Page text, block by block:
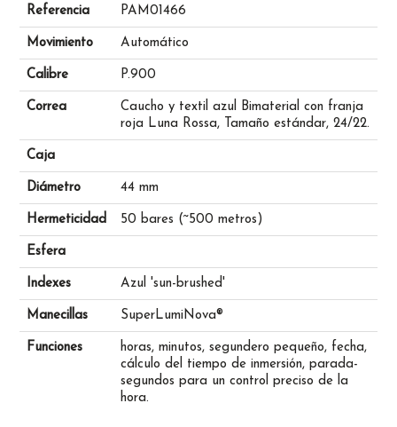
Referencia PAM01466
Movimiento Automático
Calibre P.900
Correa
Caucho y textil azul Bimaterial con franja
roja Luna Rossa, Tamaño estándar, 24/22.
Caja
Diámetro 44 mm
Hermeticidad 50 bares (~500 metros)
Esfera
Indexes Azul 'sun-brushed'
Manecillas SuperLumiNova®
Funciones
horas, minutos, segundero pequeño, fecha,
cálculo del tiempo de inmersión, parada-
segundos para un control preciso de la
hora.